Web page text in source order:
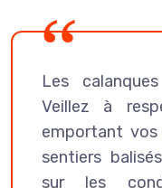
Les
Veillez à
emportant
sentiers
sur les